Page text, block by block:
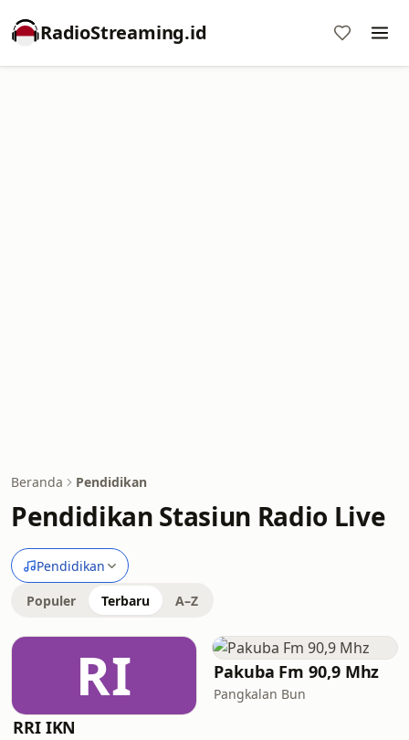
RadioStreaming.id
Beranda Pendidikan
Pendidikan Stasiun Radio Live
Pendidikan
Populer Terbaru A–Z
RI
RRI IKN
Pakuba Fm 90,9 Mhz
Pangkalan Bun